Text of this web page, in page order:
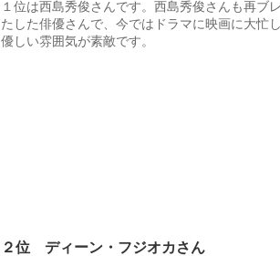
１位は西島秀俊さんです。西島秀俊さんも再ブ
たした俳優さんで、今ではドラマに映画に大忙
優しい雰囲気が素敵です。
２位 ディーン・フジオカさん